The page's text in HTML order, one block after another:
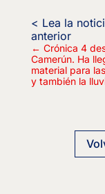
← Crónica 4
Camerún. Ha
material para
y también la